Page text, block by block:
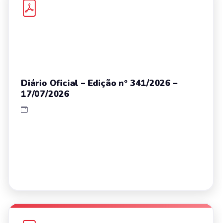
Diário Oficial – Edição nº 341/2026 –
17/07/2026